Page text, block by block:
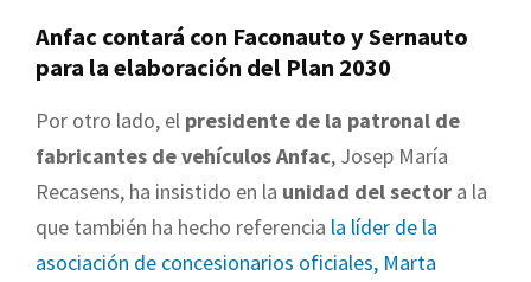
Anfac contará con Faconauto y Sernauto
para la elaboración del Plan 2030
Por otro lado, el presidente de la patronal de
fabricantes de vehículos Anfac, Josep María
Recasens, ha insistido en la unidad del sector a la
que también ha hecho referencia la líder de la
asociación de concesionarios oficiales, Marta